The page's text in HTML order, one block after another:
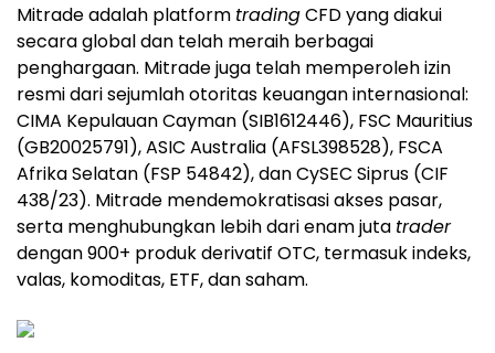
Mitrade adalah platform tradingCFD yang diakui
secara global dan telah meraih berbagai
penghargaan. Mitrade juga telah memperoleh izin
resmi dari sejumlah otoritas keuangan internasional:
CIMA Kepulauan Cayman (SIB1612446), FSC Mauritius
(GB20025791), ASIC Australia (AFSL398528), FSCA
Afrika Selatan (FSP 54842), dan CySEC Siprus (CIF
438/23). Mitrade mendemokratisasi akses pasar,
serta menghubungkan lebih dari enam juta trader
dengan 900+ produk derivatif OTC, termasuk indeks,
valas, komoditas, ETF, dan saham.